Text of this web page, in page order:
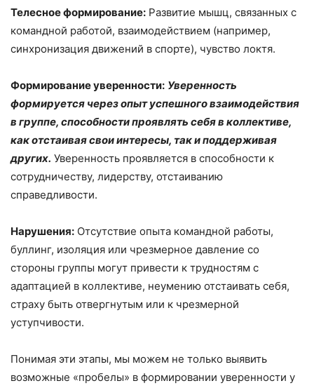
Телесное формирование: Развитие мышц, связанных с
командной работой, взаимодействием (например,
синхронизация движений в спорте), чувство локтя.
Формирование уверенности: Уверенность
формируется через опыт успешного взаимодействия
в группе, способности проявлять себя в коллективе,
как отстаивая свои интересы, так и поддерживая
других. Уверенность проявляется в способности к
сотрудничеству, лидерству, отстаиванию
справедливости.
Нарушения: Отсутствие опыта командной работы,
буллинг, изоляция или чрезмерное давление со
стороны группы могут привести к трудностям с
адаптацией в коллективе, неумению отстаивать себя,
страху быть отвергнутым или к чрезмерной
уступчивости.
Понимая эти этапы, мы можем не только выявить
возможные «пробелы» в формировании уверенности у